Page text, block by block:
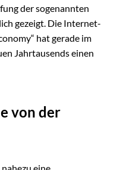
der sogenannten
gezeigt. Die Internet-
hat gerade im
Jahrtausends einen
von der